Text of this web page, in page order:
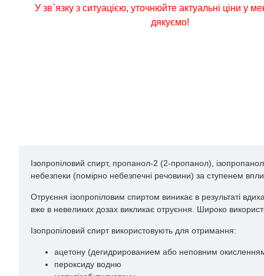
У зв`язку з ситуацією, уточнюйте актуальні ціни у
дякуємо!
Ізопропіловий спирт, пропанол-2 (2-пропанол),
небезпеки (помірно небезпечні речовини) за ступенем
Отруєння ізопропіловим спиртом виникає в результаті
вже в невеликих дозах викликає отруєння. Широко
Ізопропіловий спирт використовують для отримання:
ацетону (дегидрированием або неповним
пероксиду водню